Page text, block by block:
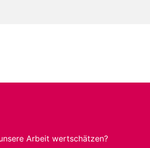
Arbeit wertschätzen?